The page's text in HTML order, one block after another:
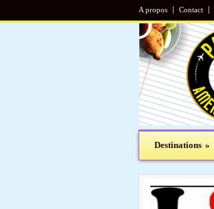
A propos Contact
Destinations »